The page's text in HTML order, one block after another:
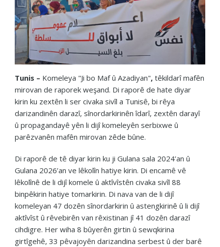
Tunis – Komeleya "Ji bo Maf û Azadiyan", têkildarî mafên
mirovan de raporek weşand. Di raporê de hate diyar
kirin ku zextên li ser civaka sivîl a Tunisê, bi rêya
darizandinên darazî, sînordarkirinên îdarî, zextên darayî
û propagandayê yên li dijî komeleyên serbixwe û
parêzvanên mafên mirovan zêde bûne.
Di raporê de tê diyar kirin ku ji Gulana sala 2024’an û
Gulana 2026’an ve lêkolîn hatiye kirin. Di encamê vê
lêkolînê de li dijî komele û aktîvîstên civaka sivîl 88
binpêkirin hatiye tomarkirin. Di nava van de li dijî
komeleyan 47 dozên sînordarkirin û astengkirinê û li dijî
aktîvîst û rêvebirên van rêxistinan jî 41 dozên darazî
cihdigre. Her wiha 8 bûyerên girtin û sewqkirina
girtîgehê, 33 pêvajoyên darizandina serbest û der barê